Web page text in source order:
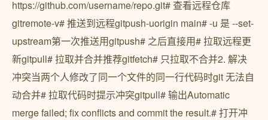
https://github.com/username/repo.git# 查看远程仓库
gitremote-v# 推送到远程gitpush-uorigin main# -u 是 --set-
upstream第一次推送用gitpush# 之后直接用# 拉取远程更
新gitpull# 拉取并合并推荐gitfetch# 只拉取不合并2. 解决
冲突当两个人修改了同一个文件的同一行代码时git 无法自
动合并# 拉取代码时提示冲突gitpull# 输出Automatic
merge failed; fix conflicts and commit the result.# 打开冲